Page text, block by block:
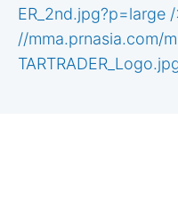
ER_2nd.jpg?p=large
//mma.prnasia.com/